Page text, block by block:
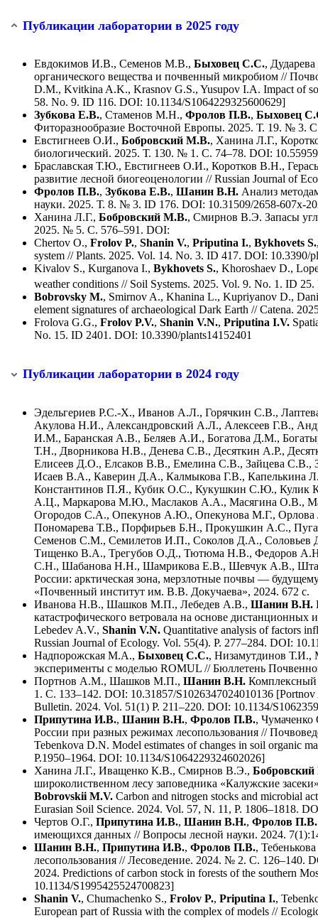
Публикации лаборатории в 2025 году
Евдокимов И.В., Семенов М.В., Быховец С.С.,
органического вещества и почвенный микробиом //
D.M., Kvitkina A.K., Krasnov G.S., Yusupov I.A. Impact of
58. No. 9. ID 116. DOI: 10.1134/S1064229325600629]
Зубкова Е.В., Стаменов М.Н., Фролов П.В., Быховец
Фиторазнообразие Восточной Европы. 2025. Т. 19. № 3.
Евстигнеев О.И., Бобровский М.В., Ханина Л.Г.,
биологический. 2025. Т. 130. № 1. С. 74–78. DOI:
Браславская Т.Ю., Евстигнеев О.И., Коротков В.Н.,
развитие лесной биогеоценологии // Russian Journal of
Фролов П.В., Зубкова Е.В., Шанин В.Н. Анализ
науки. 2025. Т. 8. № 3. ID 176. DOI: 10.31509/2658-607x-
Ханина Л.Г., Бобровский М.В., Смирнов В.Э. Запасы
2025. № 5. С. 576–591. DOI:
Chertov O., Frolov P., Shanin V., Priputina I., Bykhovets S.
system // Plants. 2025. Vol. 14. No. 3. ID 417. DOI: 10.3390/
Kivalov S., Kurganova I., Bykhovets S., Khoroshaev D.,
weather conditions // Soil Systems. 2025. Vol. 9. No. 1. ID
Bobrovsky M., Smirnov A., Khanina L., Kupriyanov D.,
element signatures of archaeological Dark Earth // Catena.
Frolova G.G., Frolov P.V., Shanin V.N., Priputina I.V.
No. 15. ID 2401. DOI: 10.3390/plants14152401
Публикации лаборатории в 2024 году
Эдельгериев Р.С.-Х., Иванов А.Л., Горячкин С.В.,
Акулова Н.И., Александровский А.Л., Алексеев Г.В.,
И.М., Баранская А.В., Беляев А.И., Богатова Д.М.,
Т.Н., Дворникова Н.В., Денева С.В., Десяткин А.Р.,
Елисеев Д.О., Елсаков В.В., Емелина С.В., Зайцева
Исаев В.А., Каверин Д.А., Калмыкова Г.В., Капелькина
Константинов П.Я., Кубик О.С., Кукушкин С.Ю., Кулик
А.Ц., Маркарова М.Ю., Маслаков А.А., Маcягина О.В.,
Огородов С.А., Опекунов А.Ю., Опекунова М.Г.,
Пономарева Т.В., Порфирьев Б.Н., Прокушкин А.С.,
Семенов С.М., Семилетов И.П., Соколов Д.А.,
Тищенко В.А., Трегубов О.Д., Тютюма Н.В., Федоров
С.Н., Шабанова Н.Н., Шамрикова Е.В., Шевчук А.В.,
России: арктическая зона, мерзлотные почвы —
«Почвенный институт им. В.В. Докучаева», 2024. 672 с.
Иванова Н.В., Шашков М.П., Лебедев А.В., Шанин В.Н.
катастрофического ветровала на основе
Lebedev A.V., Shanin V.N. Quantitative analysis of factors
Russian Journal of Ecology. Vol. 55(4). P. 277–284. DOI:
Надпорожская М.А., Быховец С.С., Низамутдинов Т.И.,
эксперименты с моделью ROMUL // Бюллетень
Портнов А.М., Шашков М.П., Шанин В.Н. Комплексный
1. С. 133–142. DOI: 10.31857/S1026347024010136
Bulletin. 2024. Vol. 51(1) P. 211–220. DOI: 10.1134/
Припутина И.В., Шанин В.Н., Фролов П.В., Чумаченко
России при разных режимах лесопользования //
Tebenkova D.N. Model estimates of changes in soil organic
P.1950–1964. DOI: 10.1134/S1064229324602026]
Ханина Л.Г., Иващенко К.В., Смирнов В.Э.,
широколиственном лесу заповедника «Калужские
Bobrovskii M.V. Carbon and nitrogen stocks and microbial
Eurasian Soil Science. 2024. Vol. 57, N. 11, P. 1806–1818.
Чертов О.Г., Припутина И.В., Шанин В.Н., Фролов П.В.
имеющихся данных // Вопросы лесной науки. 2024.
Шанин В.Н., Припутина И.В., Фролов П.В.,
лесопользования // Лесоведение. 2024. № 2. С. 126–140.
2024. Predictions of carbon stock in forests of the southern
10.1134/S1995425524700823]
Shanin V., Chumachenko S., Frolov P., Priputina I.,
European part of Russia with the complex of models //